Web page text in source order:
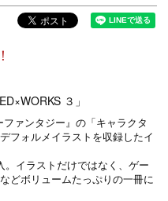
３」
ァンタジー』の「キャラクタ
フォルメイラストを収録したイ
イラストだけではなく、ゲー
どボリュームたっぷりの一冊に